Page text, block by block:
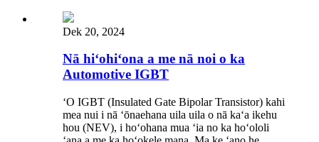
Dek 20, 2024
Nā hiʻohiʻona a me nā noi o ka
Automotive IGBT
ʻO IGBT (Insulated Gate Bipolar Transistor) kahi
mea nui i nā ʻōnaehana uila uila o nā kaʻa ikehu
hou (NEV), i hoʻohana mua ʻia no ka hoʻololi